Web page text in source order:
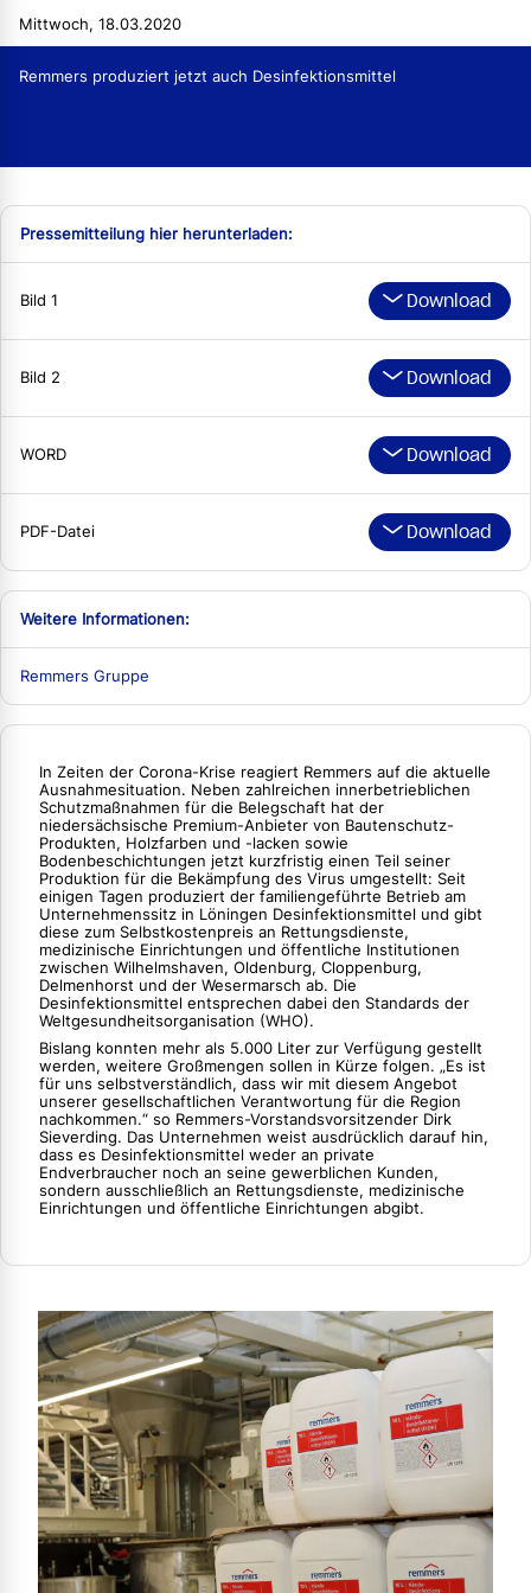
Mittwoch, 18.03.2020
Remmers produziert jetzt auch Desinfektionsmittel
Pressemitteilung hier herunterladen:
Bild 1 Download
Bild 2 Download
WORD Download
PDF-Datei Download
Weitere Informationen:
Remmers Gruppe
In Zeiten der Corona-Krise reagiert Remmers auf die aktuelle
Ausnahmesituation. Neben zahlreichen innerbetrieblichen
Schutzmaßnahmen für die Belegschaft hat der
niedersächsische Premium-Anbieter von Bautenschutz-
Produkten, Holzfarben und -lacken sowie
Bodenbeschichtungen jetzt kurzfristig einen Teil seiner
Produktion für die Bekämpfung des Virus umgestellt: Seit
einigen Tagen produziert der familiengeführte Betrieb am
Unternehmenssitz in Löningen Desinfektionsmittel und gibt
diese zum Selbstkostenpreis an Rettungsdienste,
medizinische Einrichtungen und öffentliche Institutionen
zwischen Wilhelmshaven, Oldenburg, Cloppenburg,
Delmenhorst und der Wesermarsch ab. Die
Desinfektionsmittel entsprechen dabei den Standards der
Weltgesundheitsorganisation (WHO).
Bislang konnten mehr als 5.000 Liter zur Verfügung gestellt
werden, weitere Großmengen sollen in Kürze folgen. „Es ist
für uns selbstverständlich, dass wir mit diesem Angebot
unserer gesellschaftlichen Verantwortung für die Region
nachkommen.“ so Remmers-Vorstandsvorsitzender Dirk
Sieverding. Das Unternehmen weist ausdrücklich darauf hin,
dass es Desinfektionsmittel weder an private
Endverbraucher noch an seine gewerblichen Kunden,
sondern ausschließlich an Rettungsdienste, medizinische
Einrichtungen und öffentliche Einrichtungen abgibt.